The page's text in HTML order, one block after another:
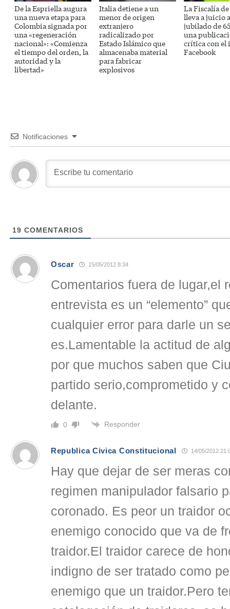
De la Espriella augura
una nueva etapa para
Colombia signada por
una «regeneración
nacional»: «Comienza
el tiempo del orden, la
autoridad y la
libertad»
Italia detiene a un
menor de origen
extranjero
radicalizado por
Estado Islámico que
almacenaba material
para fabricar
explosivos
La Fiscalía
lleva a juicio
jubilado de
una
crítica con el
Facebook
Notificaciones
19 COMENTARIOS
Oscar 15/05/2012 8:34
Comentarios fuera de lugar,el
entrevista es un “elemento”
cualquier error para darle un
es.Lamentable la actitud de
por que muchos saben que
partido serio,comprometido y
delante.
0 Responder
Republica Civica Constitucional 14/05/2012
Hay que dejar de ser meras
regimen manipulador falsario
coronado. Es peor un traidor
enemigo conocido que va de
traidor.El traidor carece de
indigno de ser tratado como
enemigo que un traidor.Pero